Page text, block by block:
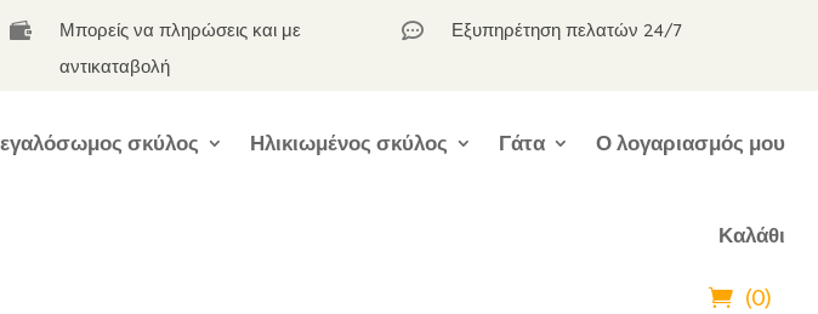

Μπορείς να πληρώσεις και με
αντικαταβολή
 Εξυπηρέτηση πελατών 24/7
σκύλος Ηλικιωμένος σκύλος Γάτα Ο λογαριασμός μου
Καλάθι
(0)